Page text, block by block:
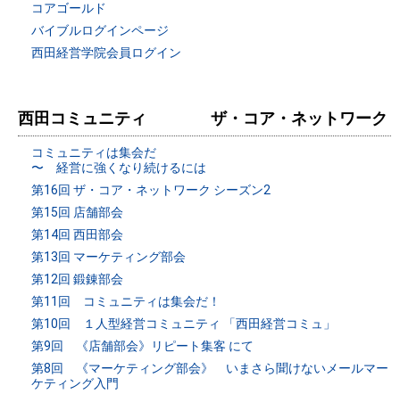
コアゴールド
バイブルログインページ
西田経営学院会員ログイン
西田コミュニティ ザ・コア・ネットワーク
コミュニティは集会だ
〜 経営に強くなり続けるには
第16回 ザ・コア・ネットワーク シーズン2
第15回 店舗部会
第14回 西田部会
第13回 マーケティング部会
第12回 鍛錬部会
第11回 コミュニティは集会だ！
第10回 １人型経営コミュニティ 「西田経営コミュ」
第9回 《店舗部会》リピート集客 にて
第8回 《マーケティング部会》 いまさら聞けないメールマー
ケティング入門